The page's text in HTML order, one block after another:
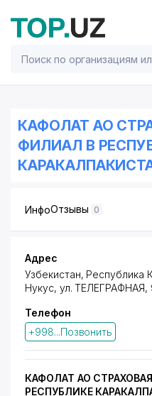
КАФОЛАТ АО
ФИЛИАЛ В
ИнфоОтзывы 0
Адрес
Узбекистан, Республика
Нукус, ул. ТЕЛЕГРАФНАЯ,
Телефон
+998...Позвонить
КАФОЛАТ АО
РЕСПУБЛИКЕ